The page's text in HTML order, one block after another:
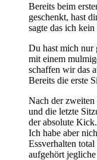
Bereits beim
geschenkt, hast
sagte das ich
Du hast mich nur
mit einem
schaffen wir das
Bereits die erste
Nach der
und die letzte
der absolute Kick.
Ich habe aber
Essverhalten
aufgehört